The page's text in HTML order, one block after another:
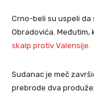
Crno-beli su uspeli da
Obradovića. Međutim,
skalp protiv Valensije.
Sudanac je meč
prebrode dva